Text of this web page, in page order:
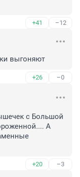
+41 –12
выгоняют
+26 –0
с Большой
А
+20 –3